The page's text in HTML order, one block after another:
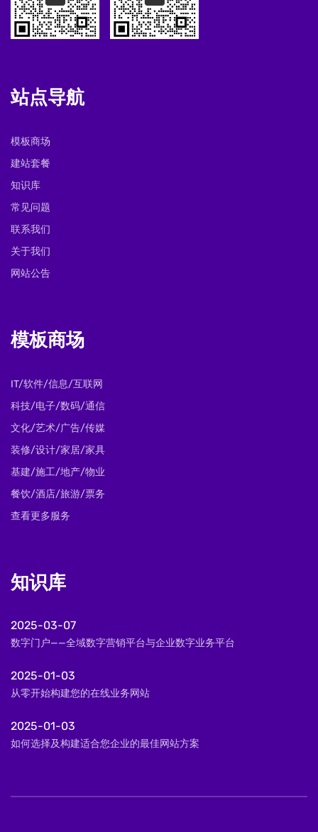
站点导航
模板商场
建站套餐
知识库
常见问题
联系我们
关于我们
网站公告
模板商场
IT/软件/信息/互联网
科技/电子/数码/通信
文化/艺术/广告/传媒
装修/设计/家居/家具
基建/施工/地产/物业
餐饮/酒店/旅游/票务
查看更多服务
知识库
2025-03-07
数字门户——全域数字营销平台与企业数字业务平台
2025-01-03
从零开始构建您的在线业务网站
2025-01-03
如何选择及构建适合您企业的最佳网站方案